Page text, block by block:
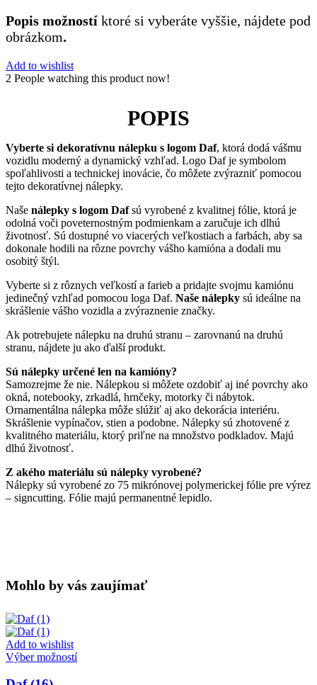
Popis možností ktoré si vyberáte vyššie, nájdete pod
obrázkom.
Add to wishlist
2 People watching this product now!
POPIS
Vyberte si dekoratívnu nálepku s logom Daf, ktorá dodá vášmu
vozidlu moderný a dynamický vzhľad. Logo Daf je symbolom
spoľahlivosti a technickej inovácie, čo môžete zvýrazniť pomocou
tejto dekoratívnej nálepky.
Naše nálepky s logom Dafsú vyrobené z kvalitnej fólie, ktorá je
odolná voči poveternostným podmienkam a zaručuje ich dlhú
životnosť. Sú dostupné vo viacerých veľkostiach a farbách, aby sa
dokonale hodili na rôzne povrchy vášho kamióna a dodali mu
osobitý štýl.
Vyberte si z rôznych veľkostí a farieb a pridajte svojmu kamiónu
jedinečný vzhľad pomocou loga Daf. Naše nálepky sú ideálne na
skrášlenie vášho vozidla a zvýraznenie značky.
Ak potrebujete nálepku na druhú stranu – zarovnanú na druhú
stranu, nájdete ju ako ďalší produkt.
Sú nálepky určené len na kamióny?
Samozrejme že nie. Nálepkou si môžete ozdobiť aj iné povrchy ako
okná, notebooky, zrkadlá, hrnčeky, motorky či nábytok.
Ornamentálna nálepka môže slúžiť aj ako dekorácia interiéru.
Skrášlenie vypínačov, stien a podobne. Nálepky sú zhotovené z
kvalitného materiálu, ktorý priľne na množstvo podkladov. Majú
dlhú životnosť.
Z akého materiálu sú nálepky vyrobené?
Nálepky sú vyrobené zo 75 mikrónovej polymerickej fólie pre výrez
– signcutting. Fólie majú permanentné lepidlo.
Mohlo by vás zaujímať
Add to wishlist
Výber možnostíTento